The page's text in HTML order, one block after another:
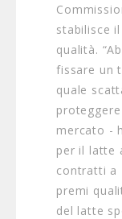
stabilisce
qualità.
fissare un
quale
mercato -
per il latte
contratti a
premi
del latte